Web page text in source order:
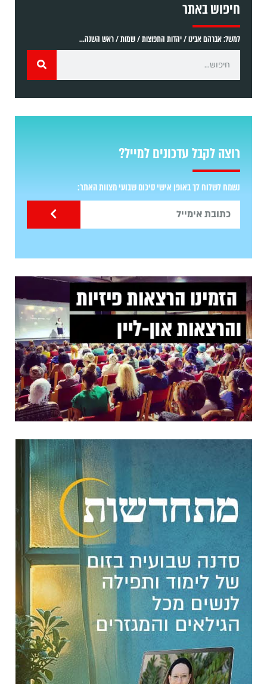
חיפוש באתר
למשל: אברהם אבינו / יהדות התפוצות / שמות / ראש השנה...
רוצה לקבל עדכונים למייל?
נשמח לשלוח לך באופן אישי סיכום שבועי מצוות האתר: